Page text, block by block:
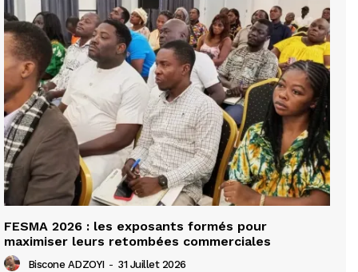
FESMA 2026 : les exposants formés pour
maximiser leurs retombées commerciales
Biscone ADZOYI - 31 Juillet 2026